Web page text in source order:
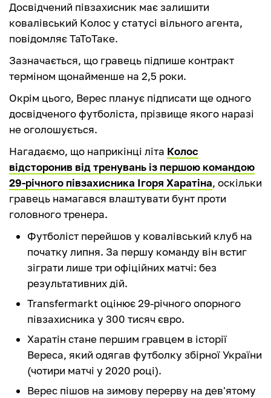
Досвідчений півзахисник має залишити
ковалівський Колос у статусі вільного агента,
повідомляє ТаТоТаке.
Зазначається, що гравець підпише контракт
терміном щонайменше на 2,5 роки.
Окрім цього, Верес планує підписати ще одного
досвідченого футболіста, прізвище якого наразі
не оголошується.
Нагадаємо, що наприкінці літа Колос
відсторонив від тренувань із першою командою
29-річного півзахисника Ігоря Харатіна, оскільки
гравець намагався влаштувати бунт проти
головного тренера.
Футболіст перейшов у ковалівський клуб на
початку липня. За першу команду він встиг
зіграти лише три офіційних матчі: без
результативних дій.
Transfermarkt оцінює 29-річного опорного
півзахисника у 300 тисяч євро.
Харатін стане першим гравцем в історії
Вереса, який одягав футболку збірної України
(чотири матчі у 2020 році).
Верес пішов на зимову перерву на дев'ятому